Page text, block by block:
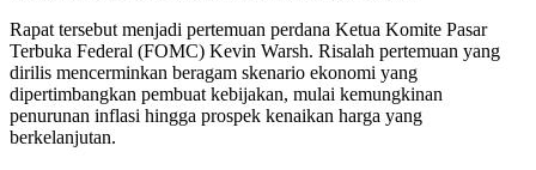
Rapat tersebut menjadi pertemuan perdana Ketua Komite Pasar
Terbuka Federal (FOMC) Kevin Warsh. Risalah pertemuan yang
dirilis mencerminkan beragam skenario ekonomi yang
dipertimbangkan pembuat kebijakan, mulai kemungkinan
penurunan inflasi hingga prospek kenaikan harga yang
berkelanjutan.